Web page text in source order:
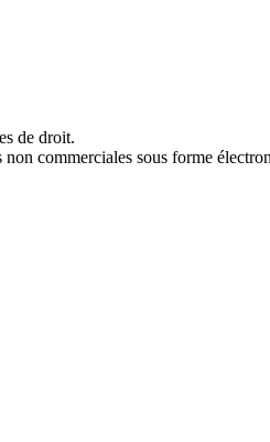
de droit.
commerciales sous forme